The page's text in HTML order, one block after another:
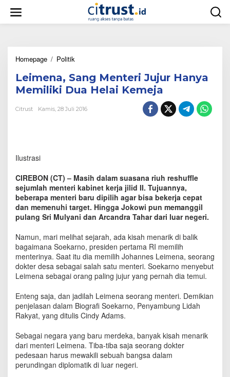
w
Homepage / Politik
i
m
e
n
a
e
n
t
e
r
J
u
j
u
r
H
n
y
a
e
m
i
l
Leimena, Sang Menteri Jujur Hanya
Memiliki Dua Helai Kemeja
Citrust Kamis, 28 Juli 2016
Ilustrasi
CIREBON (CT) – Masih dalam suasana riuh reshuffle
sejumlah menteri kabinet kerja jilid II. Tujuannya,
beberapa menteri baru dipilih agar bisa bekerja cepat
dan memenuhi target. Hingga Jokowi pun memanggil
pulang Sri Mulyani dan Arcandra Tahar dari luar negeri.
Namun, mari melihat sejarah, ada kisah menarik di balik
bagaimana Soekarno, presiden pertama RI memilih
menterinya. Saat itu dia memilih Johannes Leimena, seorang
dokter desa sebagai salah satu menteri. Soekarno menyebut
Leimena sebagai orang paling jujur yang pernah dia temui.
Enteng saja, dan jadilah Leimena seorang menteri. Demikian
penjelasan dalam Biografi Soekarno, Penyambung Lidah
Rakyat, yang ditulis Cindy Adams.
Sebagai negara yang baru merdeka, banyak kisah menarik
dari menteri Leimena. Tiba-tiba saja seorang dokter
pedesaan harus mewakili sebuah bangsa dalam
perundingan diplomatik di luar negeri.